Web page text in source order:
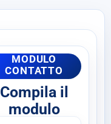
MODULO
CONTATTO
Compila il
modulo